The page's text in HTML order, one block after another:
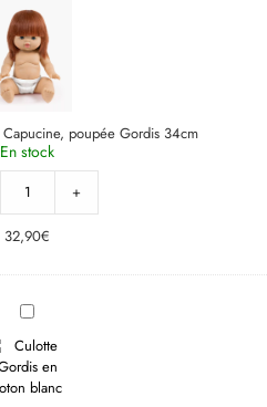
34cm
Capucine, poupée Gordis 34cm
En stock
+
32,90€
Culotte
Gordis
en
coton
blanc